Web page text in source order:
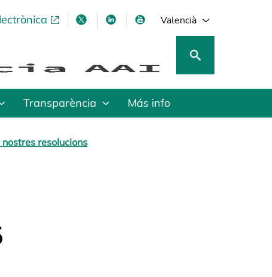
opens in a new tabopens in a new tab
opens in a new tab
opens in a new tab
Valencià
Transparència Más info
nostres resolucions